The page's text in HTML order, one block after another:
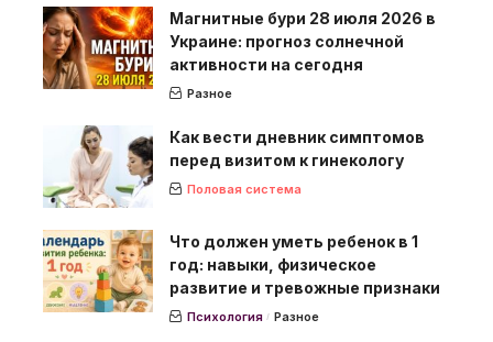
Магнитные бури 28 июля 2026 в
Украине: прогноз солнечной
активности на сегодня
Разное
Как вести дневник симптомов
перед визитом к гинекологу
Половая система
Что должен уметь ребенок в 1
год: навыки, физическое
развитие и тревожные признаки
Психология Разное